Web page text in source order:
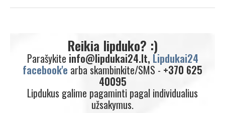
Reikia lipduko? :)
Parašykite info@lipdukai24.lt, Lipdukai24
facebook'e arba skambinkite/SMS -+370 625
40095
Lipdukus galime pagaminti pagal individualius
užsakymus.